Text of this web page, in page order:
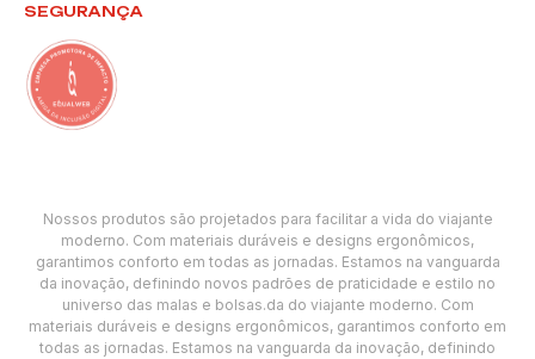
SEGURANÇA
Nossos produtos são projetados para facilitar a vida do viajante
moderno. Com materiais duráveis e designs ergonômicos,
garantimos conforto em todas as jornadas. Estamos na vanguarda
da inovação, definindo novos padrões de praticidade e estilo no
universo das malas e bolsas.da do viajante moderno. Com
materiais duráveis e designs ergonômicos, garantimos conforto em
todas as jornadas. Estamos na vanguarda da inovação, definindo